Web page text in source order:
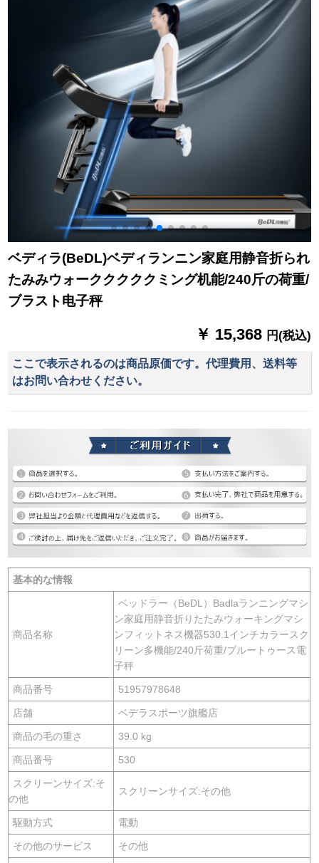
ベディラ(BeDL)ベディランニン家庭用静音折られ
たみみウォークククククミング机能/240斤の荷重/
ブラスト电子秤
￥ 15,368 円(税込)
ここで表示されるのは商品原価です。代理費用、送料等
はお問い合わせください。
基本的な情報
商品名称
ベッドラー（BeDL）Badlaランニングマシ
ン家庭用静音折りたたみウォーキングマシ
ンフィットネス機器530.1インチカラースク
リーン多機能/240斤荷重/ブルートゥース電
子秤
商品番号 51957978648
店舗 ベデラスポーツ旗艦店
商品の毛の重さ 39.0 kg
商品番号 530
スクリーンサイズ:そ
の他
スクリーンサイズ:その他
駆動方式 電動
その他のサービス その他